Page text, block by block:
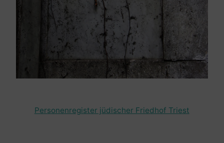
Personenregister jüdischer Friedhof Triest